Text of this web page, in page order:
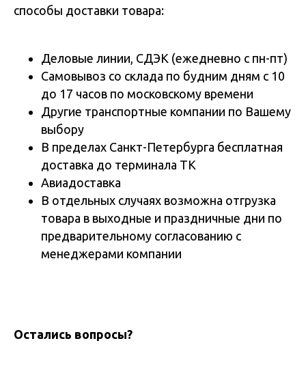
способы доставки товара:
Деловые линии, СДЭК (ежедневно с пн-пт)
Самовывоз со склада по будним дням с 10
до 17 часов по московскому времени
Другие транспортные компании по Вашему
выбору
В пределах Санкт-Петербурга бесплатная
доставка до терминала ТК
Авиадоставка
В отдельных случаях возможна отгрузка
товара в выходные и праздничные дни по
предварительному согласованию с
менеджерами компании
Остались вопросы?